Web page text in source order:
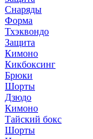
Снаряды
Форма
Тхэквондо
Защита
Кимоно
Кикбоксинг
Брюки
Шорты
Дзюдо
Кимоно
Тайский бокс
Шорты